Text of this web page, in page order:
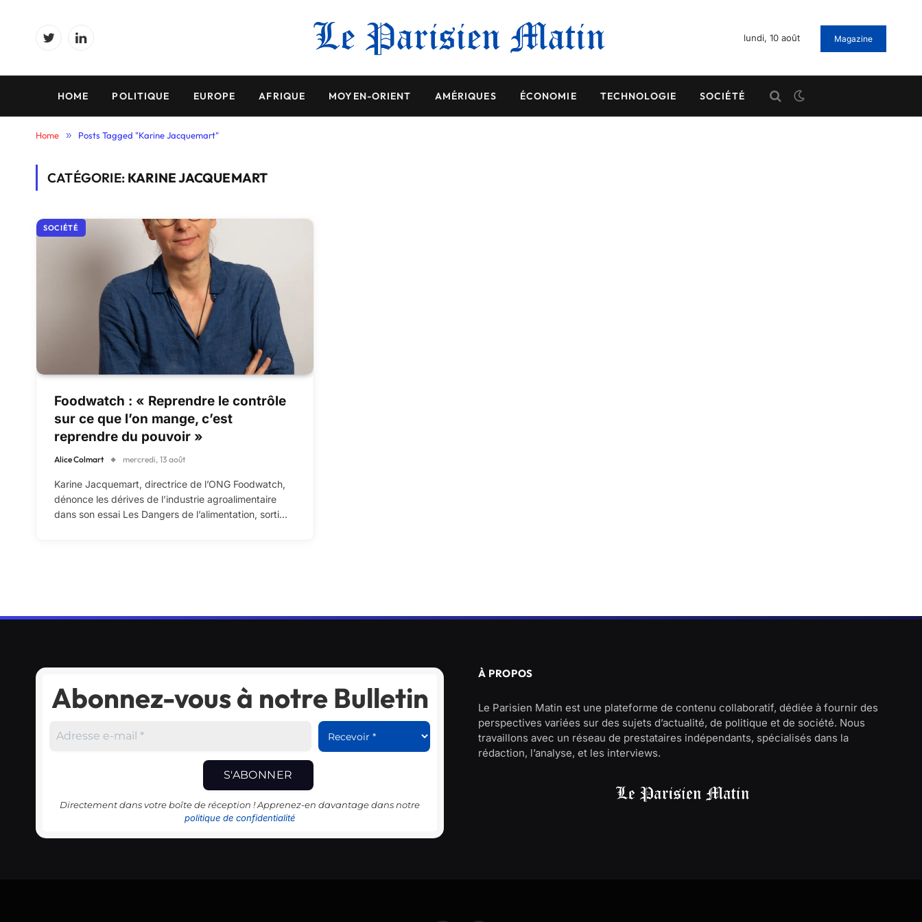
TwitterLinkedIn
lundi, 10 août Magazine
HOME POLITIQUE EUROPE AFRIQUE MOYEN-ORIENT AMÉRIQUES ÉCONOMIE TECHNOLOGIE SOCIÉTÉ
Home » Posts Tagged "Karine Jacquemart"
CATÉGORIE: KARINE JACQUEMART
SOCIÉTÉ
Foodwatch : « Reprendre le contrôle
sur ce que l’on mange, c’est
reprendre du pouvoir »
Alice Colmart mercredi, 13 août
Karine Jacquemart, directrice de l’ONG Foodwatch,
dénonce les dérives de l’industrie agroalimentaire
dans son essai Les Dangers de l’alimentation, sorti…
Abonnez-vous à notre Bulletin
Directement dans votre boîte de réception ! Apprenez-en davantage dans notre
politique de confidentialité
À PROPOS
Le Parisien Matin est une plateforme de contenu collaboratif, dédiée à fournir des
perspectives variées sur des sujets d’actualité, de politique et de société. Nous
travaillons avec un réseau de prestataires indépendants, spécialisés dans la
rédaction, l’analyse, et les interviews.